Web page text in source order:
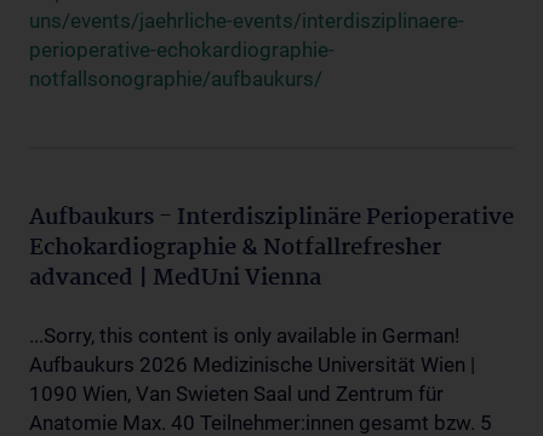
uns/events/jaehrliche-events/interdisziplinaere-
perioperative-echokardiographie-
notfallsonographie/aufbaukurs/
Aufbaukurs - Interdisziplinäre Perioperative
Echokardiographie & Notfallrefresher
advanced | MedUni Vienna
...Sorry, this content is only available in German!
Aufbaukurs 2026 Medizinische Universität Wien |
1090 Wien, Van Swieten Saal und Zentrum für
Anatomie Max. 40 Teilnehmer:innen gesamt bzw. 5